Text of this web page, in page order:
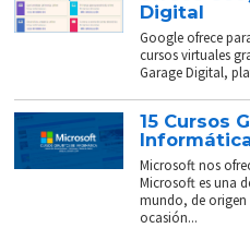
Digital
Google ofrece
cursos virtuales
Garage Digital,
15 Cursos
Microsoft nos
Microsoft es una
mundo, de origen
ocasión...